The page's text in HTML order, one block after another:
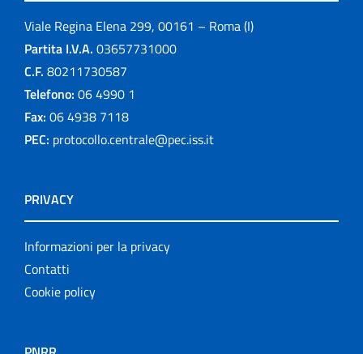
Viale Regina Elena 299, 00161 – Roma (I)
Partita I.V.A. 03657731000
C.F. 80211730587
Telefono: 06 4990 1
Fax: 06 4938 7118
PEC: protocollo.centrale@pec.iss.it
PRIVACY
Informazioni per la privacy
Contatti
Cookie policy